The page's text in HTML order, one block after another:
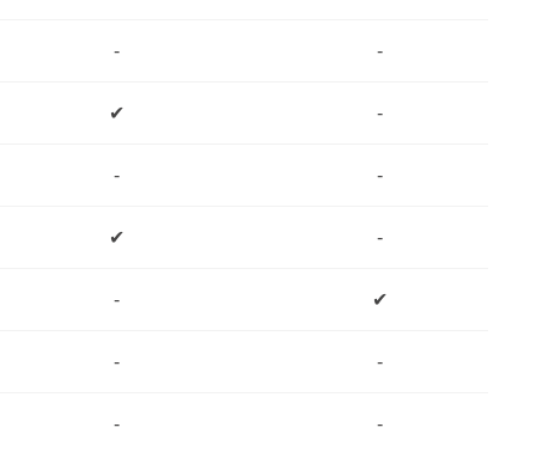
- -
✔ -
- -
✔ -
- ✔
- -
- -